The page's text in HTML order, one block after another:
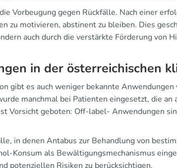
Vorbeugung gegen Rückfälle. Nach einer
zu motivieren, abstinent zu bleiben. Dies
auch durch die verstärkte Förderung von
in der österreichischen
gibt es auch weniger bekannte
manchmal bei Patienten eingesetzt, die an
Vorsicht geboten: Off-label- Anwendungen
in denen Antabus zur Behandlung von
Konsum als Bewältigungsmechanismus
potenziellen Risiken zu berücksichtigen.